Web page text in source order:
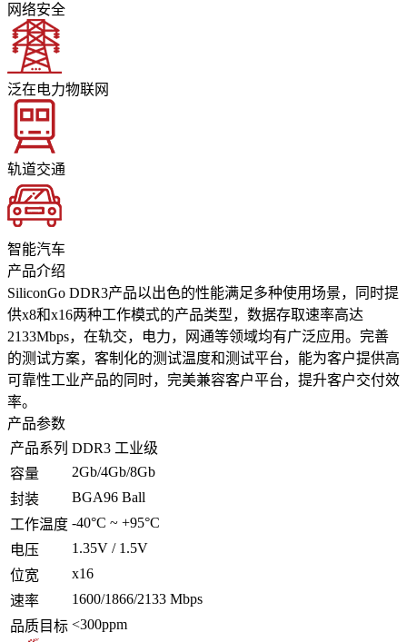
网络安全
泛在电力物联网
轨道交通
智能汽车
产品介绍
SiliconGo DDR3产品以出色的性能满足多种使用场景，同时提
供x8和x16两种工作模式的产品类型，数据存取速率高达
2133Mbps，在轨交，电力，网通等领域均有广泛应用。完善
的测试方案，客制化的测试温度和测试平台，能为客户提供高
可靠性工业产品的同时，完美兼容客户平台，提升客户交付效
率。
产品参数
产品系列 DDR3 工业级
容量
2Gb/4Gb/8Gb
封装
BGA96 Ball
工作温度 -40°C ~ +95°C
电压
1.35V / 1.5V
位宽
x16
速率
1600/1866/2133 Mbps
品质目标 <300ppm